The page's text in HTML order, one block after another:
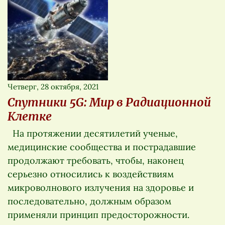
Четверг, 28 октября, 2021
Спутники 5G: Мир в Радиационной
Клетке
На протяжении десятилетий ученые,
медицинские сообщества и пострадавшие
продолжают требовать, чтобы, наконец
серьезно относились к воздействиям
микроволнового излучения на здоровье и
последовательно, должным образом
применяли принцип предосторожности.